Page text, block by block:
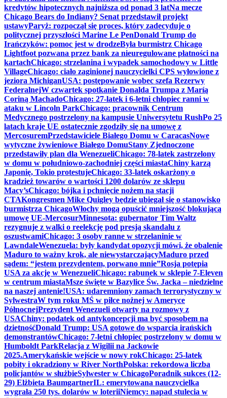
kredytów hipotecznych najniższa od ponad 3 latNa mecze
Chicago Bears do Indiany? Senat przedstawił projekt
ustawyParyż: rozpoczął się proces, który zadecyduje o
politycznej przyszłości Marine Le PenDonald Trump do
Irańczyków: pomoc jest w drodzeByła burmistrz Chicago
Lightfoot pozwana przez bank za nieuregulowane płatności na
kartachChicago: strzelanina i wypadek samochodowy w Little
VillageChicago: ciało zaginionej nauczycielki CPS wyłowione z
jeziora MichiganUSA: postępowanie wobec szefa Rezerwy
FederalnejW czwartek spotkanie Donalda Trumpa z Maríą
Coriną MachadoChicago: 27-latek i 6-letni chłopiec ranni w
ataku w Lincoln ParkChicago: pracownik Centrum
Medycznego postrzelony na kampusie Uniwersytetu RushPo 25
latach kraje UE ostatecznie zgodziły się na umowę z
MercosuremPrzedstawiciele Białego Domu w CaracasNowe
wytyczne żywieniowe Białego DomuStany Zjednoczone
przedstawiły plan dla WenezueliChicago: 78-latek zastrzelony
w domu w południowo-zachodniej części miastaChiny karzą
Japonię, Tokio protestujeChicago: 33-latek oskarżony o
kradzież towarów o wartości 1200 dolarów ze sklepu
Macy’sChicago: bójka i pchnięcie nożem na stacji
CTAKongresmen Mike Quigley będzie ubiegał się o stanowisko
burmistrza ChicagoWłochy mogą opuścić mniejszość blokującą
umowę UE-MercosurMinnesota: gubernator Tim Waltz
rezygnuje z walki o reelekcję pod presją skandalu z
oszustwamiChicago: 3 osoby ranne w strzelaninie w
LawndaleWenezuela: były kandydat opozycji mówi, że obalenie
Maduro to ważny krok, ale niewystarczającyMaduro przed
sądem: “jestem prezydentem, porwano mnie”Rosja potępia
USA za akcję w WenezueliChicago: rabunek w sklepie 7-Eleven
w centrum miastaMsze święte w Bazylice Św. Jacka – niedzielne
na naszej antenie!USA: udaremniony zamach terrorystyczny w
SylwestraW tym roku MŚ w piłce nożnej w Ameryce
PółnocnejPrezydent Wenezueli otwarty na rozmowy z
USAChiny: podatek od antykoncepcji ma być sposobem na
dzietnośćDonald Trump: USA gotowe do wsparcia irańskich
demonstrantówChicago: 7-letni chłopiec postrzelony w domu w
Humboldt ParkRelacja z Wigilii na Jackowie
2025.Amerykańskie wejście w nowy rokChicago: 25-latek
pobity i okradziony w River NorthPolska: rekordowa liczba
policjantów w służbieSylwester w ChicagoPoradnik sukces (12-
29) Elżbieta BaumgartnerIL: emerytowana nauczycielka
wygrała 250 tys. dolarów w loteriiNiemcy: napad stulecia w